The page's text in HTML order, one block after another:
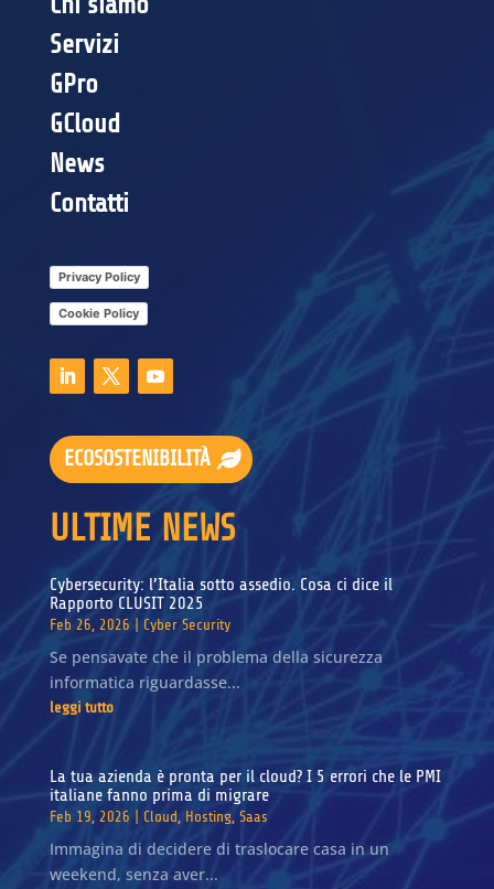
Servizi
GPro
GCloud
News
Contatti
Privacy Policy
Cookie Policy
ECOSOSTENIBILITÀ
ULTIME NEWS
Cybersecurity: l’Italia sotto assedio. Cosa ci dice il
Rapporto CLUSIT 2025
Feb 26, 2026 Cyber Security
Se pensavate che il problema della sicurezza
informatica riguardasse...
leggi tutto
La tua azienda è pronta per il cloud? I 5 errori che le PMI
italiane fanno prima di migrare
Feb 19, 2026 Cloud Hosting Saas
Immagina di decidere di traslocare casa in un
weekend, senza aver...